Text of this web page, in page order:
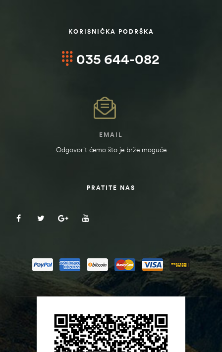
KORISNIČKA PODRŠKA
035 644-082
EMAIL
Odgovorit ćemo što je brže moguće
PRATITE NAS